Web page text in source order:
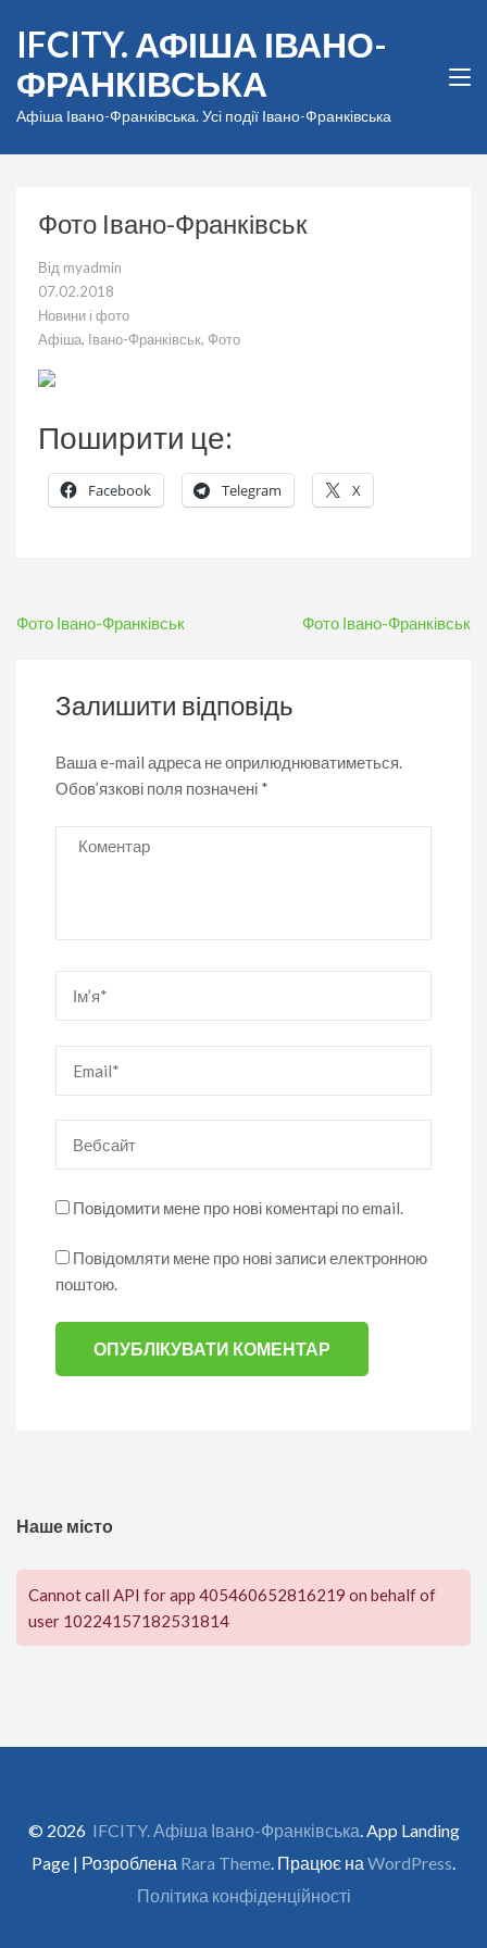
вмісту
(натисніть
Enter)
IFCITY. АФІША ІВАНО-
ФРАНКІВСЬКА
Афіша Івано-Франківська. Усі події Івано-Франківська
Фото Івано-Франківськ
Від myadmin
07.02.2018
Новини і фото
Афіша, Івано-Франківськ, Фото
Поширити це:
Facebook Telegram X
Навігація
Фото Івано-Франківськ Фото Івано-Франківськ
Залишити відповідь
Ваша e-mail адреса не оприлюднюватиметься.
Обов’язкові поля позначені *
Коментар
Повідомити мене про нові коментарі по email.
Повідомляти мене про нові записи електронною
поштою.
Наше місто
Cannot call API for app 405460652816219 on behalf of
user 10224157182531814
© 2026 IFCITY. Афіша Івано-Франківська . App Landing
Page | Розроблена Rara Theme . Працює на WordPress
Політика конфіденційності